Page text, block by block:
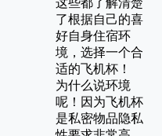
了根据自己的喜
好自身住宿环
境，选择一个合
适的飞机杯！
为什么说环境
呢！因为飞机杯
是私密物品隐私